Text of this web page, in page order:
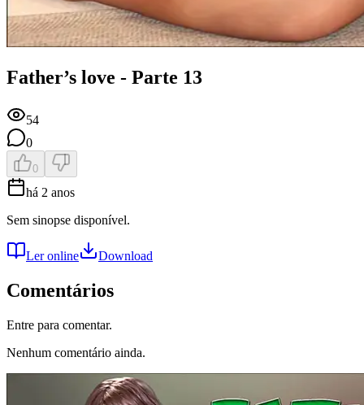
Father’s love - Parte 13
54
0
0
há 2 anos
Sem sinopse disponível.
Ler online Download
Comentários
Entre para comentar.
Nenhum comentário ainda.